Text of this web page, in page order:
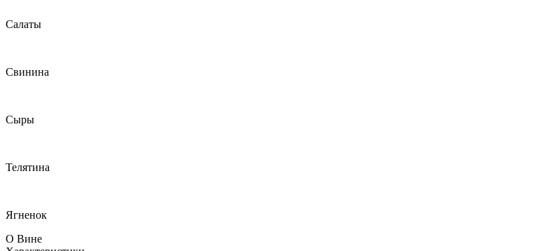
Салаты
Свинина
Сыры
Телятина
Ягненок
О Вине